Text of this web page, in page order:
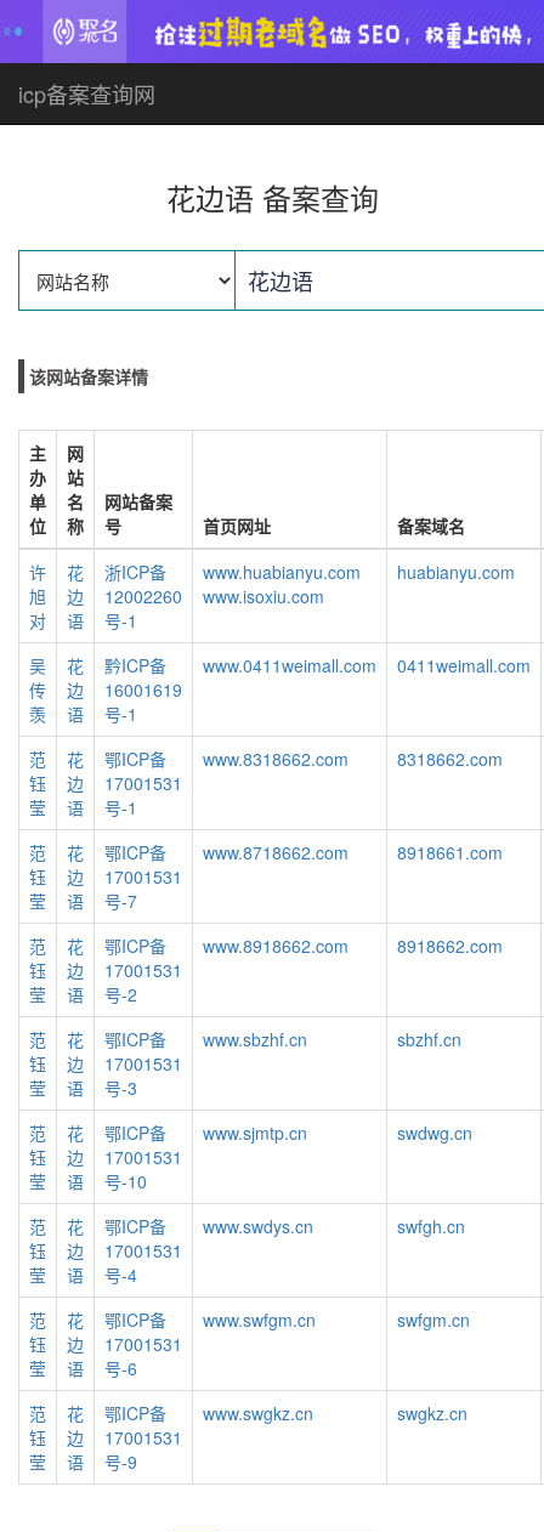
icp备案查询网
花边语 备案查询
该网站备案详情
主
办
单
位
网
站
名
称
网站备案
号
首页网址
备案域名
许
旭
对
花
边
语
浙ICP备
12002260
号-1
www.huabianyu.com
www.isoxiu.com
huabianyu.com
吴
传
羡
花
边
语
黔ICP备
16001619
号-1
www.0411weimall.com 0411weimall.com
范
钰
莹
花
边
语
鄂ICP备
17001531
号-1
www.8318662.com 8318662.com
范
钰
莹
花
边
语
鄂ICP备
17001531
号-7
www.8718662.com 8918661.com
范
钰
莹
花
边
语
鄂ICP备
17001531
号-2
www.8918662.com 8918662.com
范
钰
莹
花
边
语
鄂ICP备
17001531
号-3
www.sbzhf.cn sbzhf.cn
范
钰
莹
花
边
语
鄂ICP备
17001531
号-10
www.sjmtp.cn swdwg.cn
范
钰
莹
花
边
语
鄂ICP备
17001531
号-4
www.swdys.cn swfgh.cn
范
钰
莹
花
边
语
鄂ICP备
17001531
号-6
www.swfgm.cn swfgm.cn
范
钰
莹
花
边
语
鄂ICP备
17001531
号-9
www.swgkz.cn swgkz.cn